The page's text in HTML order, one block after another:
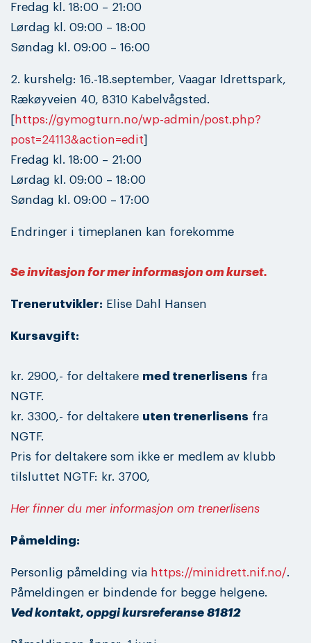
Fredag kl. 18:00 – 21:00
Lørdag kl. 09:00 – 18:00
Søndag kl. 09:00 – 16:00
2. kurshelg: 16.-18.september, Vaagar Idrettspark,
Rækøyveien 40, 8310 Kabelvågsted.
[ https://gymogturn.no/wp-admin/post.php?
post=24113&action=edit]
Fredag kl. 18:00 – 21:00
Lørdag kl. 09:00 – 18:00
Søndag kl. 09:00 – 17:00
Endringer i timeplanen kan forekomme
Se invitasjon for mer informasjon om kurset.
Trenerutvikler: Elise Dahl Hansen
Kursavgift:
kr. 2900,- for deltakere med trenerlisens fra
NGTF.
kr. 3300,- for deltakere uten trenerlisens fra
NGTF.
Pris for deltakere som ikke er medlem av klubb
tilsluttet NGTF: kr. 3700,
Her finner du mer informasjon om trenerlisens
Påmelding:
Personlig påmelding via https://minidrett.nif.no/.
Påmeldingen er bindende for begge helgene.
Ved kontakt, oppgi kursreferanse 81812